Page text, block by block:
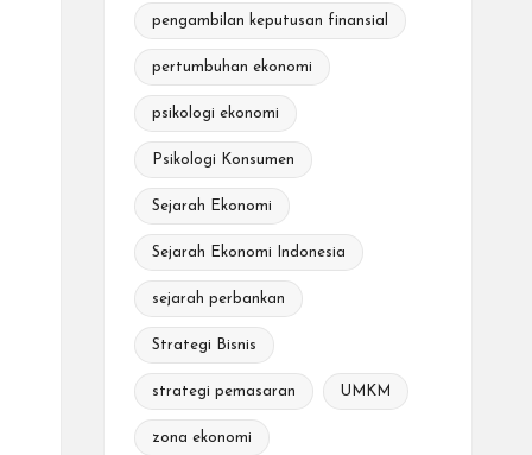
pengambilan keputusan finansial
pertumbuhan ekonomi
psikologi ekonomi
Psikologi Konsumen
Sejarah Ekonomi
Sejarah Ekonomi Indonesia
sejarah perbankan
Strategi Bisnis
strategi pemasaran UMKM
zona ekonomi